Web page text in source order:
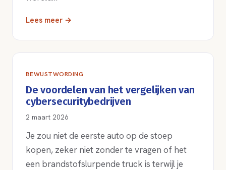
Lees meer →
BEWUSTWORDING
De voordelen van het vergelijken van
cybersecuritybedrijven
2 maart 2026
Je zou niet de eerste auto op de stoep
kopen, zeker niet zonder te vragen of het
een brandstofslurpende truck is terwijl je